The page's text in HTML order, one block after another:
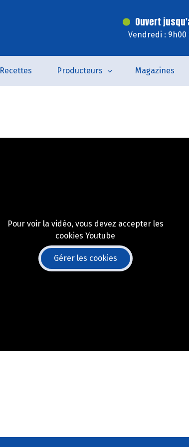
Ouvert
Vendredi : 9h00
Recettes Producteurs Magazines
Pour voir la vidéo, vous devez accepter les
cookies Youtube
Gérer les cookies